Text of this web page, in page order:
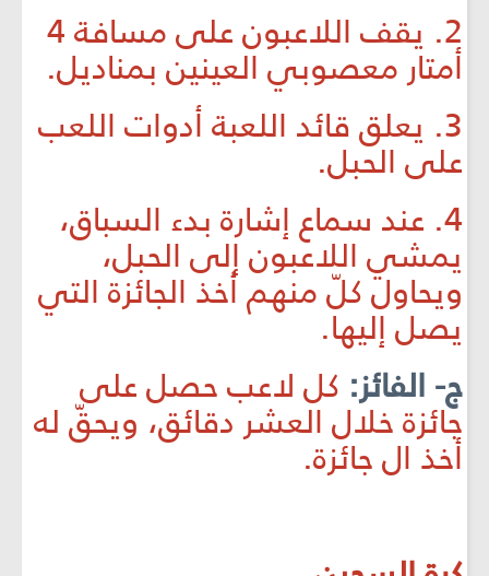
2. يقف اللاعبون على مسافة 4
أمتار معصوبي العينين بمناديل.
3. يعلق قائد اللعبة أدوات اللعب
على الحبل.
4. عند سماع إشارة بدء السباق،
يمشي اللاعبون إلى الحبل،
ويحاول كلّ منهم أخذ الجائزة التي
يصل إليها.
ج- الفائز: كل لاعب حصل على
جائزة خلال العشر دقائق، ويحقّ له
أخذ ال جائزة.